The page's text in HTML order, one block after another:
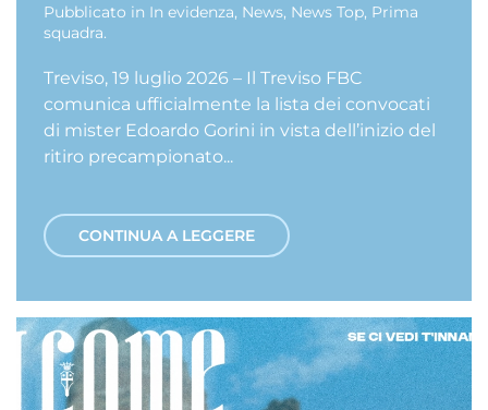
Pubblicato in In evidenza, News, News Top, Prima
squadra.
Treviso, 19 luglio 2026 – Il Treviso FBC
comunica ufficialmente la lista dei convocati
di mister Edoardo Gorini in vista dell’inizio del
ritiro precampionato...
CONTINUA A LEGGERE